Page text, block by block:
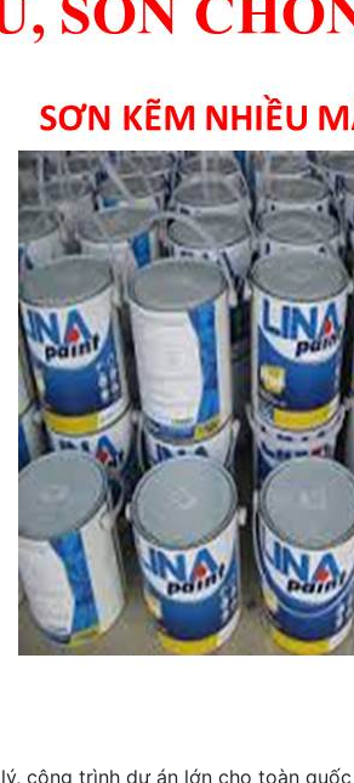
công trình dự án lớn cho toàn quốc